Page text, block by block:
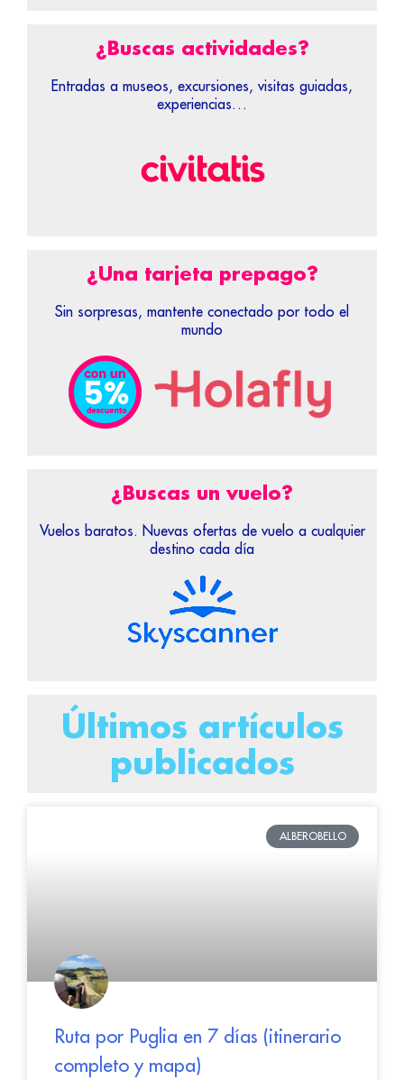
¿Buscas actividades?
Entradas a museos, excursiones, visitas guiadas,
experiencias…
¿Una tarjeta prepago?
Sin sorpresas, mantente conectado por todo el
mundo
¿Buscas un vuelo?
Vuelos baratos. Nuevas ofertas de vuelo a cualquier
destino cada día
Últimos artículos
publicados
ALBEROBELLO
Ruta por Puglia en 7 días (itinerario
completo y mapa)